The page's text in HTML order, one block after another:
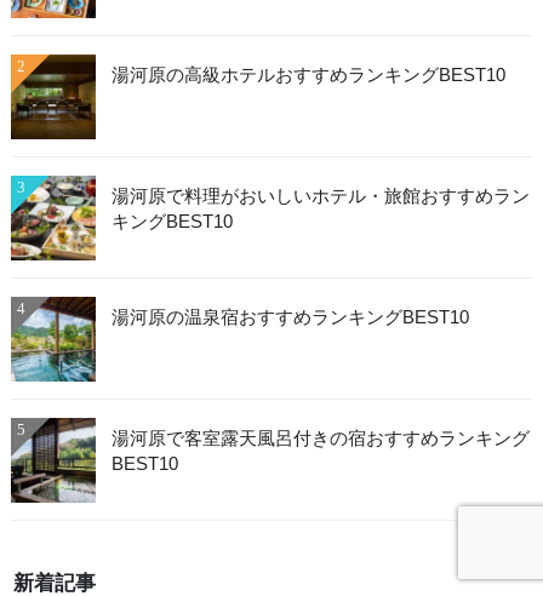
2 湯河原の高級ホテルおすすめランキングBEST10
3
湯河原で料理がおいしいホテル・旅館おすすめラン
キングBEST10
4 湯河原の温泉宿おすすめランキングBEST10
5
湯河原で客室露天風呂付きの宿おすすめランキング
BEST10
新着記事